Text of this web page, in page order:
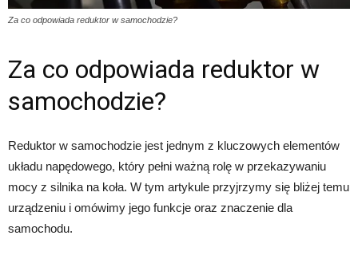
Za co odpowiada reduktor w samochodzie?
Za co odpowiada reduktor w
samochodzie?
Reduktor w samochodzie jest jednym z kluczowych elementów
układu napędowego, który pełni ważną rolę w przekazywaniu
mocy z silnika na koła. W tym artykule przyjrzymy się bliżej temu
urządzeniu i omówimy jego funkcje oraz znaczenie dla
samochodu.